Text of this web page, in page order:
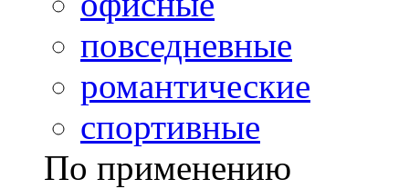
повседневные
романтические
спортивные
По применению